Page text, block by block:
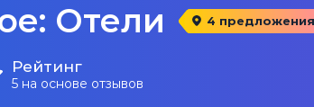
Отели 4 предложения
Рейтинг
5 на основе отзывов